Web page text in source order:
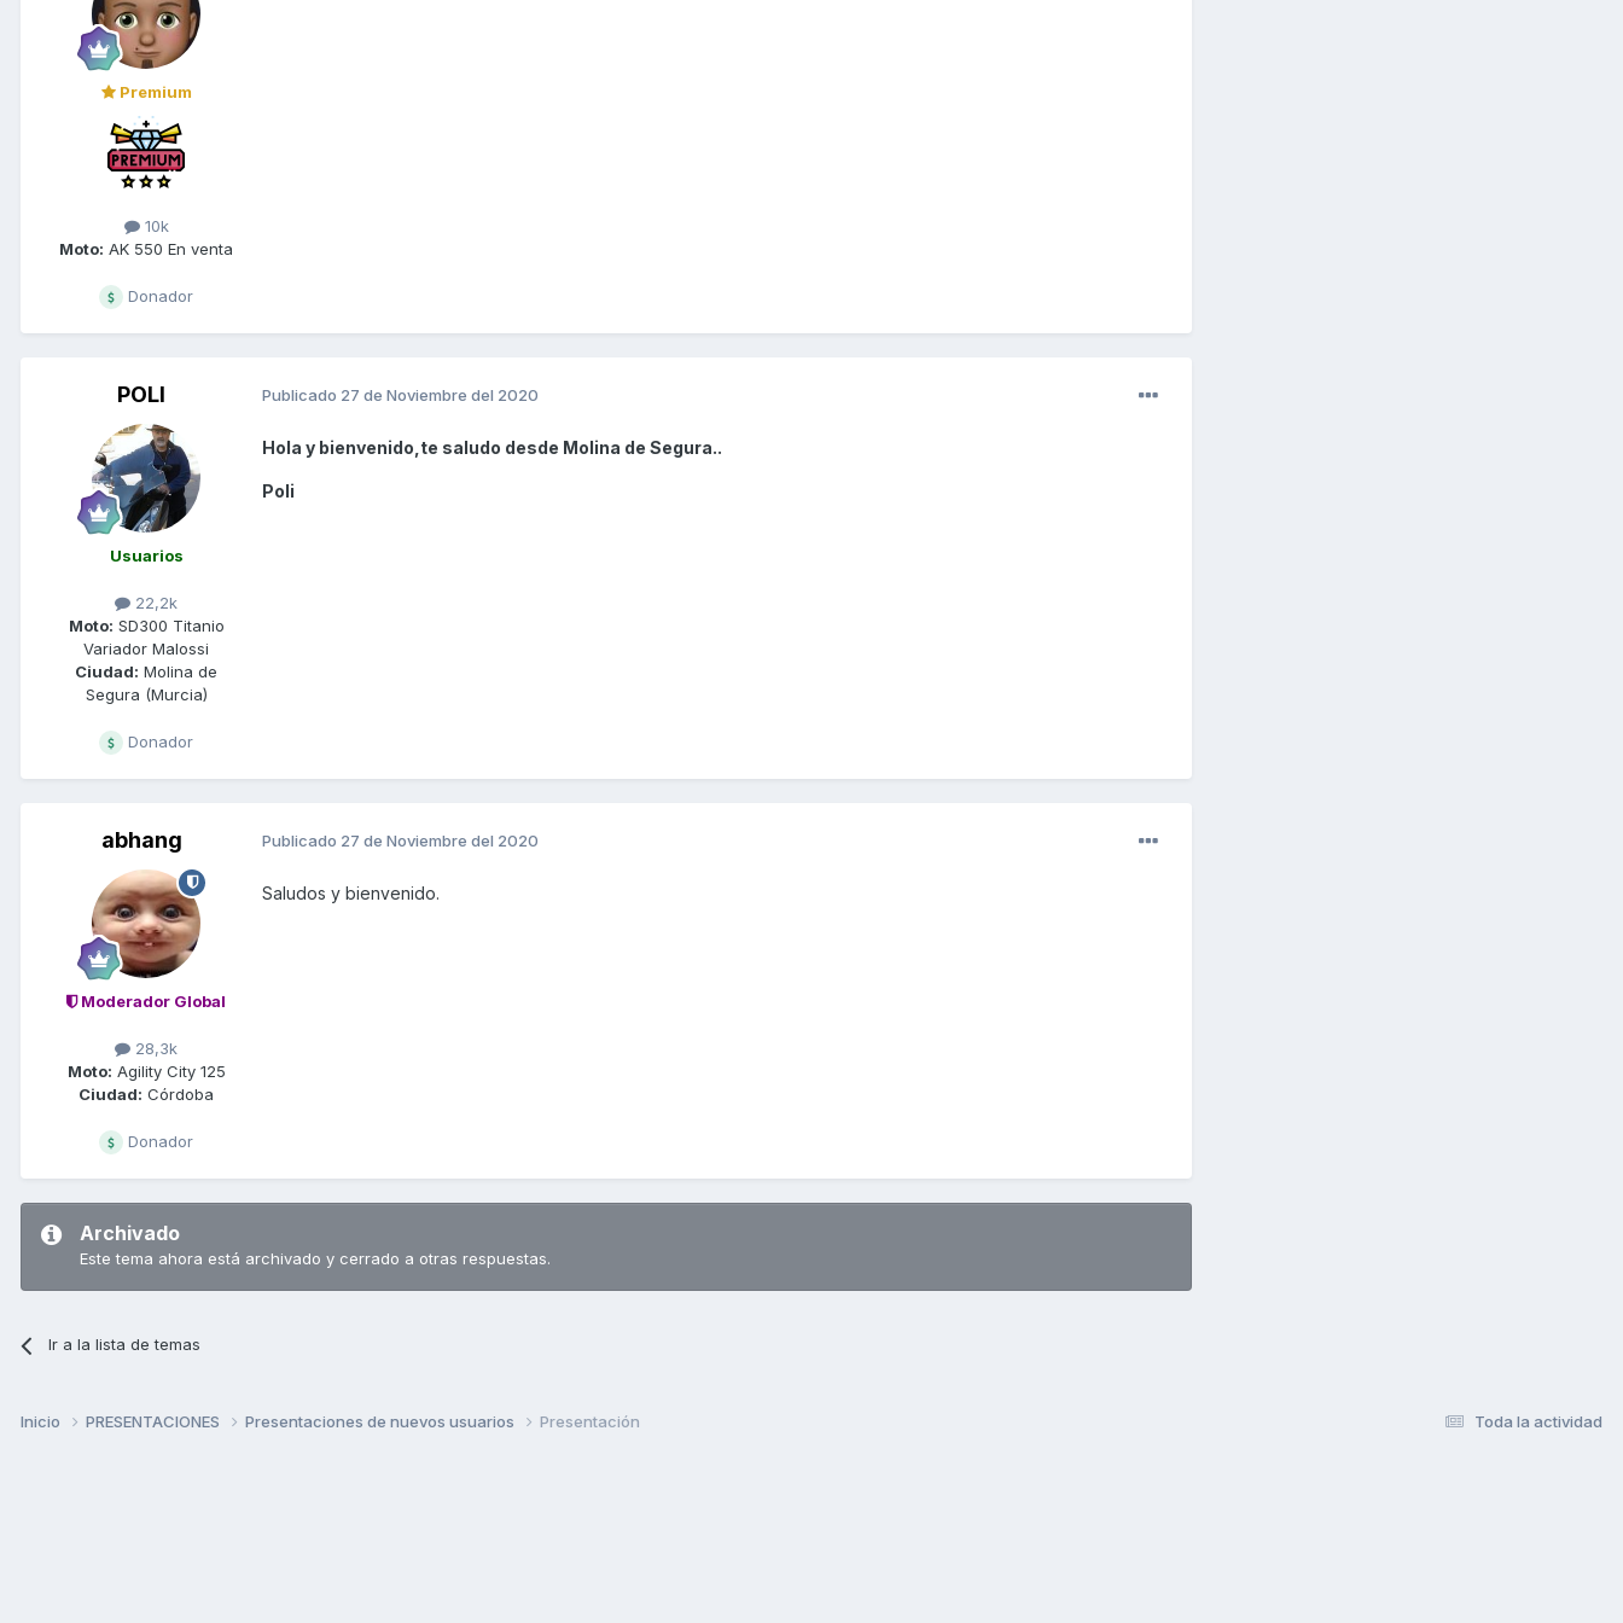
Premium
10k
Moto: AK 550 En venta
Donador
POLI
Usuarios
22,2k
Moto: SD300 Titanio
Variador Malossi
Ciudad: Molina de
Segura (Murcia)
Donador
Publicado 27 de Noviembre del 2020
Hola y bienvenido,te saludo desde Molina de Segura..
Poli
abhang
Moderador Global
28,3k
Moto: Agility City 125
Ciudad: Córdoba
Donador
Publicado 27 de Noviembre del 2020
Saludos y bienvenido.
Archivado
Este tema ahora está archivado y cerrado a otras respuestas.
Ir a la lista de temas
Toda la actividad
Inicio PRESENTACIONES Presentaciones de nuevos usuarios Presentación